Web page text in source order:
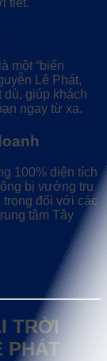
là một “biển
Lê Phát,
dù, giúp khách
ngay từ xa.
100% diện tích
bị vướng trụ
đối với các
tâm Tây
TRỜI
PHÁT